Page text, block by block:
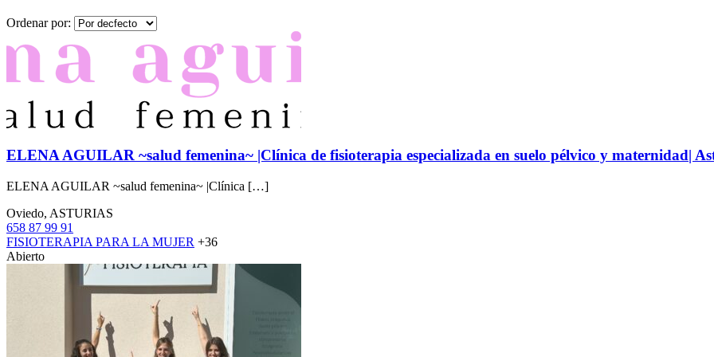
Ordenar por:
ELENA AGUILAR ~salud femenina~ |Clínica de fisioterapia especializada en suelo pélvico y maternidad|
ELENA AGUILAR ~salud femenina~ |Clínica […]
Oviedo, ASTURIAS
658 87 99 91
FISIOTERAPIA PARA LA MUJER +36
Abierto